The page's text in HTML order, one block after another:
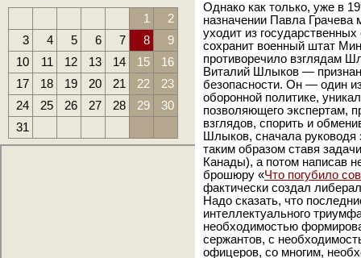
1
2
3
4 5 6 7 8
9
10
11 12 13 14 15
16
17
18 19 20 21 22
23
24
25 26 27 28 29
30
31
Однако как только, уже в
назначении Павла
уходит из
сохранит военный штат
противоречило взглядам
Виталий Шлыков —
безопасности. Он — один
оборонной политике,
позволяющего экспертам,
взглядов, спорить и
Шлыков, сначала
таким образом ставя
Канады), а потом написав
брошюру «Что погубило
фактически создал
Надо сказать, что
интеллектуального
необходимостью
сержантов, с
офицеров, со многим,